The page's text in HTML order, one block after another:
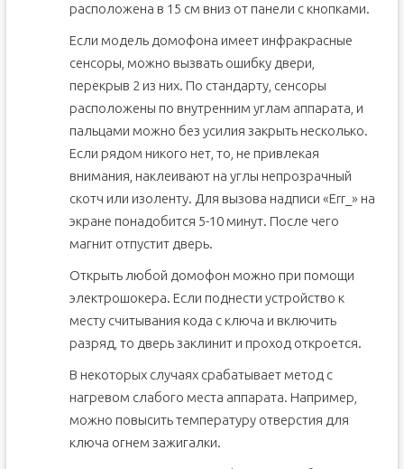
расположена в 15 см вниз от панели с кнопками.
Если модель домофона имеет инфракрасные
сенсоры, можно вызвать ошибку двери,
перекрыв 2 из них. По стандарту, сенсоры
расположены по внутренним углам аппарата, и
пальцами можно без усилия закрыть несколько.
Если рядом никого нет, то, не привлекая
внимания, наклеивают на углы непрозрачный
скотч или изоленту. Для вызова надписи «Еrr_» на
экране понадобится 5-10 минут. После чего
магнит отпустит дверь.
Открыть любой домофон можно при помощи
электрошокера. Если поднести устройство к
месту считывания кода с ключа и включить
разряд, то дверь заклинит и проход откроется.
В некоторых случаях срабатывает метод с
нагревом слабого места аппарата. Например,
можно повысить температуру отверстия для
ключа огнем зажигалки.